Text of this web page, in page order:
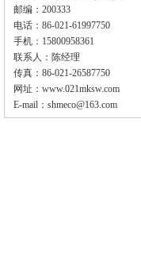
邮编：200333
电话：86-021-61997750
手机：15800958361
联系人：陈经理
传真：86-021-26587750
网址： www.021mksw.com
E-mail： shmeco@163.com